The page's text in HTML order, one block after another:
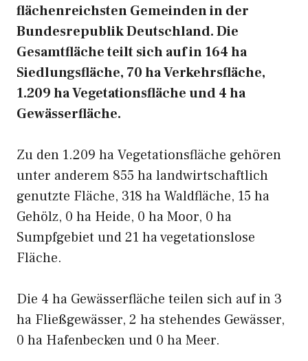
flächenreichsten Gemeinden in der
Bundesrepublik Deutschland. Die
Gesamtfläche teilt sich auf in 164 ha
Siedlungsfläche, 70 ha Verkehrsfläche,
1.209 ha Vegetationsfläche und 4 ha
Gewässerfläche.
Zu den 1.209 ha Vegetationsfläche gehören
unter anderem 855 ha landwirtschaftlich
genutzte Fläche, 318 ha Waldfläche, 15 ha
Gehölz, 0 ha Heide, 0 ha Moor, 0 ha
Sumpfgebiet und 21 ha vegetationslose
Fläche.
Die 4 ha Gewässerfläche teilen sich auf in 3
ha Fließgewässer, 2 ha stehendes Gewässer,
0 ha Hafenbecken und 0 ha Meer.